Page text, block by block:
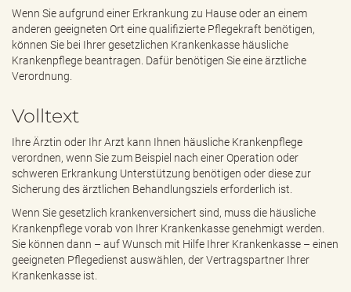
n
Wenn Sie aufgrund einer Erkrankung zu Hause oder an einem
anderen geeigneten Ort eine qualifizierte Pflegekraft benötigen,
können Sie bei Ihrer gesetzlichen Krankenkasse häusliche
Krankenpflege beantragen. Dafür benötigen Sie eine ärztliche
Verordnung.
Volltext
Ihre Ärztin oder Ihr Arzt kann Ihnen häusliche Krankenpflege
verordnen, wenn Sie zum Beispiel nach einer Operation oder
schweren Erkrankung Unterstützung benötigen oder diese zur
Sicherung des ärztlichen Behandlungsziels erforderlich ist.
Wenn Sie gesetzlich krankenversichert sind, muss die häusliche
Krankenpflege vorab von Ihrer Krankenkasse genehmigt werden.
Sie können dann – auf Wunsch mit Hilfe Ihrer Krankenkasse – einen
geeigneten Pflegedienst auswählen, der Vertragspartner Ihrer
Krankenkasse ist.